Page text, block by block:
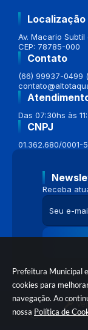
Prefeitura Municipal
cookies para
navegação. Ao
nossa Política de
Localização
Av. Macario
CEP: 78785-000
Contato
(66) 99937-0499
Das 07:30hs às
CNPJ
01.362.680/0001-
Receba
Portal